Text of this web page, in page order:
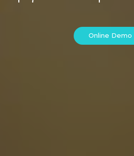
Online Demo